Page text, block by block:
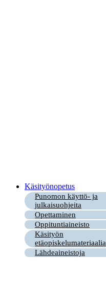
Käsityönopetus
Punomon käyttö- ja
julkaisuohjeita
Opettaminen
Oppituntiaineisto
Käsityön
etäopiskelumateriaalia
Lähdeaineistoja